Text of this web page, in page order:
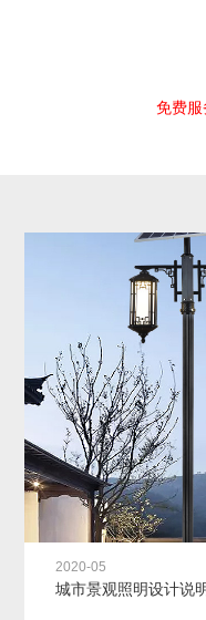
免费
2020-05
城市景观照明设计说